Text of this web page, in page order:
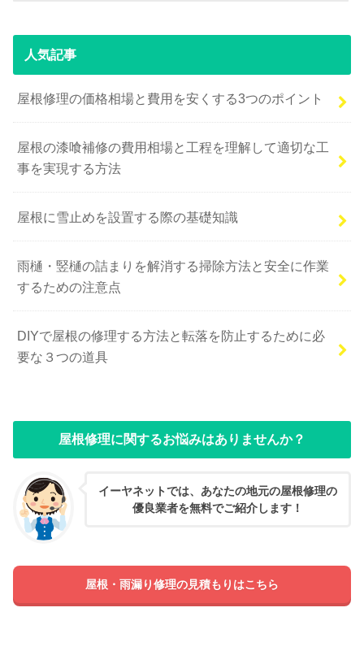
人気記事
屋根修理の価格相場と費用を安くする3つのポイント
屋根の漆喰補修の費用相場と工程を理解して適切な工
事を実現する方法
屋根に雪止めを設置する際の基礎知識
雨樋・竪樋の詰まりを解消する掃除方法と安全に作業
するための注意点
DIYで屋根の修理する方法と転落を防止するために必
要な３つの道具
屋根修理に関するお悩みはありませんか？
イーヤネットでは、あなたの地元の屋根修理の
優良業者を無料でご紹介します！
屋根・雨漏り修理の見積もりはこちら